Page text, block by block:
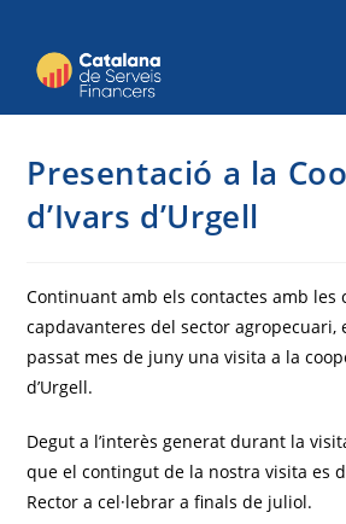
contingut
Presentació a la
d’Ivars d’Urgell
Continuant amb els contactes amb les
capdavanteres del sector agropecuari,
passat mes de juny una visita a la
d’Urgell.
Degut a l’interès generat durant la
que el contingut de la nostra visita es
Rector a cel·lebrar a finals de juliol.